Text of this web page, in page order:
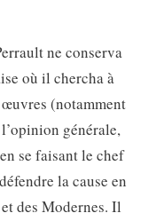
ne conserva
où il chercha à
(notamment
l’opinion générale,
se faisant le chef
la cause en
des Modernes. Il